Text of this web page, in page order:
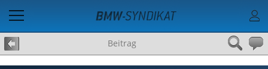
Beitrag